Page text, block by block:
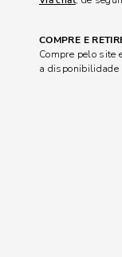
COMPRE E
Compre pelo site
a disponibilidade